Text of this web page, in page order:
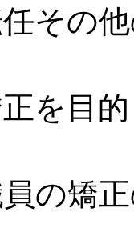
その他
を目的
の矯正